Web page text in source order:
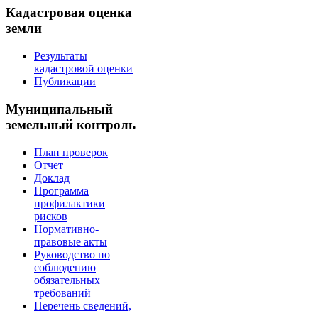
Кадастровая оценка
земли
Результаты
кадастровой оценки
Публикации
Муниципальный
земельный контроль
План проверок
Отчет
Доклад
Программа
профилактики
рисков
Нормативно-
правовые акты
Руководство по
соблюдению
обязательных
требований
Перечень сведений,